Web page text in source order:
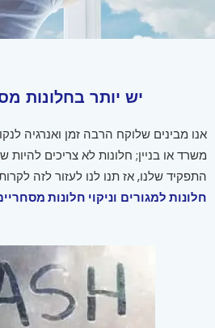
יש יותר בחלונות
אנו מבינים שלוקח הרבה זמן ואנרגיה
משרד או בניין; חלונות לא צריכים להיות
התפקיד שלנו, אז תנו לנו לעזור לזה
חלונות למגורים וניקוי חלונות